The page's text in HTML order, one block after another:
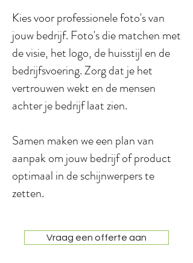
Kies voor professionele foto's van
jouw bedrijf. Foto's die matchen met
de visie, het logo, de huisstijl en de
bedrijfsvoering. Zorg dat je het
vertrouwen wekt en de mensen
achter je bedrijf laat zien.
Samen maken we een plan van
aanpak om jouw bedrijf of product
optimaal in de schijnwerpers te
zetten.
Vraag een offerte aan